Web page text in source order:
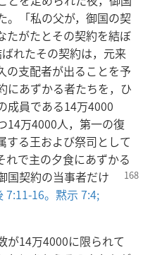
。「私の父が，御国の契
たがたとその契約を結ぼ
れたその契約は，元来
の支配者が出ることを予
にあずかる者たちを，ひ
成員である14万4000
14万4000人，第一の復
する王および祭司として
れで主の夕食にあずかる
国契約の当事者だけ
16。 黙示 7:4;
が14万4000に限られて